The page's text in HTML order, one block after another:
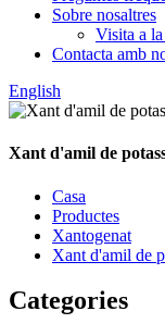
Sobre nosaltres
Visita a
Contacta amb
English
Xant d'amil de
Casa
Productes
Xantogenat
Xant d'amil de
Categories